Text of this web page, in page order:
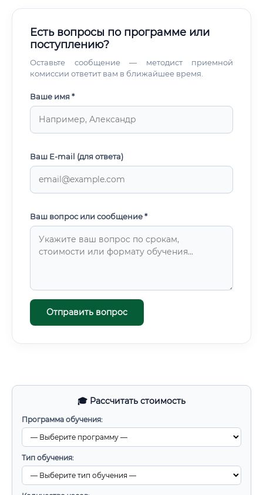
🎓 Рассчитать стоимость
Программа обучения:
Тип обучения:
Есть вопросы по программе или
поступлению?
Оставьте сообщение — методист приемной
комиссии ответит вам в ближайшее время.
Ваше имя *
Ваш E-mail (для ответа)
Ваш вопрос или сообщение *
Отправить вопрос